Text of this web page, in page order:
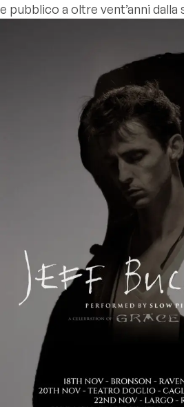
e pubblico a oltre vent’anni dalla